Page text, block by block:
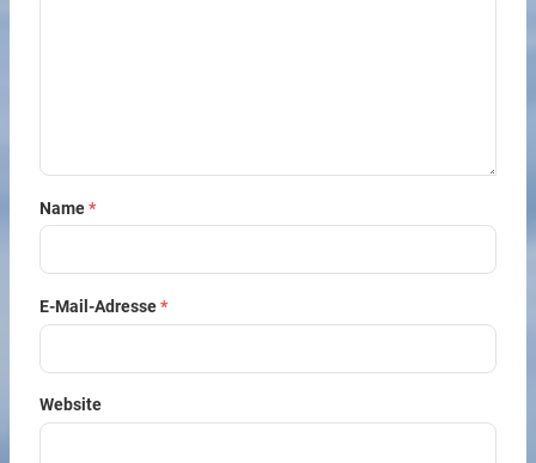
Name*
E-Mail-Adresse*
Website